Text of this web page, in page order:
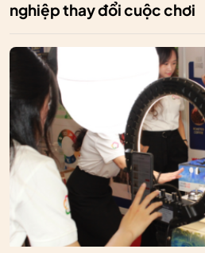
nghiệp thay đổi cuộc chơi